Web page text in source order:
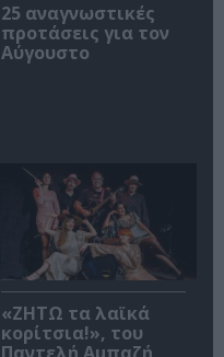
25 αναγνωστικές
προτάσεις για τον
Αύγουστο
«ΖΗΤΩ τα λαϊκά
κορίτσια!», του